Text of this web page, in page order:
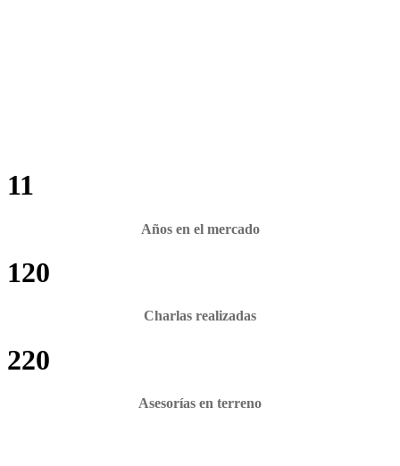
11
Años en el mercado
120
Charlas realizadas
220
Asesorías en terreno